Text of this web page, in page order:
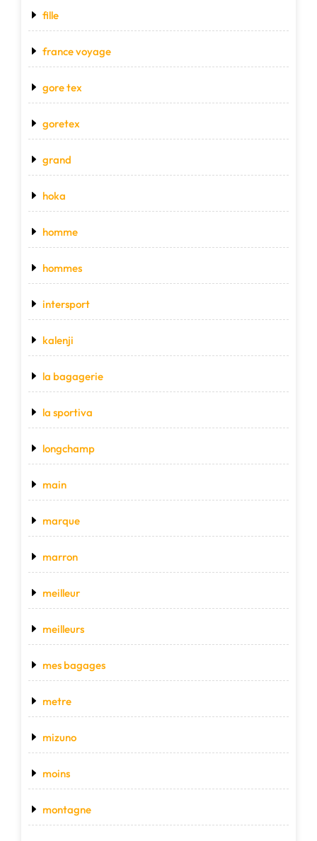
fille
france voyage
gore tex
goretex
grand
hoka
homme
hommes
intersport
kalenji
la bagagerie
la sportiva
longchamp
main
marque
marron
meilleur
meilleurs
mes bagages
metre
mizuno
moins
montagne